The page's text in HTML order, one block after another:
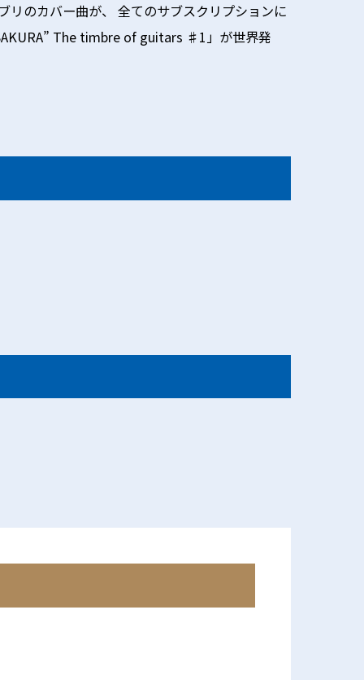
リのカバー曲が、 全てのサブスクリプションに
The timbre of guitars ♯1」が世界発